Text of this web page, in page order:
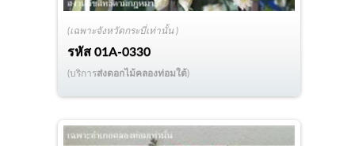
(เฉพาะจังหวัดกระบี่เท่านั้น )
รหัส01A-0330
(บริการส่งดอกไม้คลองท่อมใต้)